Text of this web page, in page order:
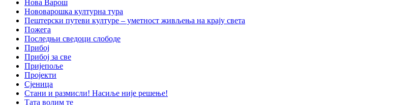
Нова Варош
Нововарошка културна тура
Пештерски путеви културе – уметност живљења на крају света
Пожега
Последњи сведоци слободе
Прибој
Прибој за све
Пријепоље
Пројекти
Сјеница
Стани и размисли! Насиље није решење!
Тата волим те